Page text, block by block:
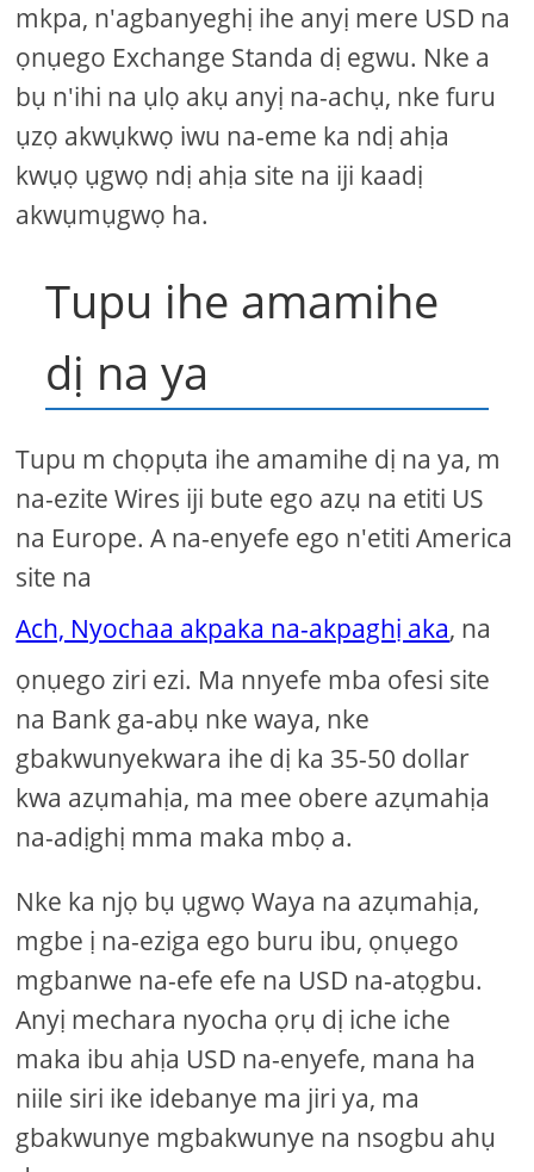
mkpa, n'agbanyeghị ihe anyị mere USD na
ọnụego Exchange Standa dị egwu. Nke a
bụ n'ihi na ụlọ akụ anyị na-achụ, nke furu
ụzọ akwụkwọ iwu na-eme ka ndị ahịa
kwụọ ụgwọ ndị ahịa site na iji kaadị
akwụmụgwọ ha.
Tupu ihe amamihe
dị na ya
Tupu m chọpụta ihe amamihe dị na ya, m
na-ezite Wires iji bute ego azụ na etiti US
na Europe. A na-enyefe ego n'etiti America
site na
Ach, Nyochaa akpaka na-akpaghị aka, na
ọnụego ziri ezi. Ma nnyefe mba ofesi site
na Bank ga-abụ nke waya, nke
gbakwunyekwara ihe dị ka 35-50 dollar
kwa azụmahịa, ma mee obere azụmahịa
na-adịghị mma maka mbọ a.
Nke ka njọ bụ ụgwọ Waya na azụmahịa,
mgbe ị na-eziga ego buru ibu, ọnụego
mgbanwe na-efe efe na USD na-atọgbu.
Anyị mechara nyocha ọrụ dị iche iche
maka ibu ahịa USD na-enyefe, mana ha
niile siri ike idebanye ma jiri ya, ma
gbakwunye mgbakwunye na nsogbu ahụ